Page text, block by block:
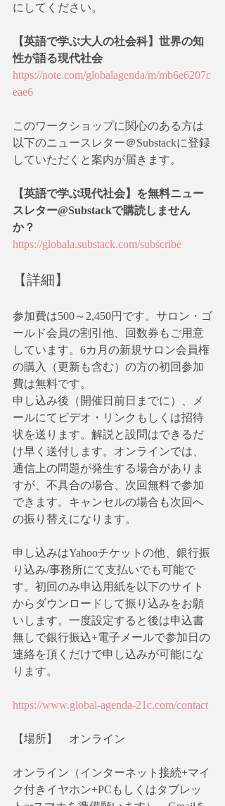
にしてください。
【英語で学ぶ大人の社会科】世界の知
性が語る現代社会
https://note.com/globalagenda/m/mb6e6207c
eae6
このワークショップに関心のある方は
以下のニュースレター＠Substackに登録
していただくと案内が届きます。
【英語で学ぶ現代社会】を無料ニュー
スレター@Substackで購読しません
か？
https://globala.substack.com/subscribe
【詳細】
参加費は500～2,450円です。サロン・ゴ
ールド会員の割引他、回数券もご用意
しています。6カ月の新規サロン会員権
の購入（更新も含む）の方の初回参加
費は無料です。
申し込み後（開催日前日までに）、メ
ールにてビデオ・リンクもしくは招待
状を送ります。解説と設問はできるだ
け早く送付します。オンラインでは、
通信上の問題が発生する場合がありま
すが、不具合の場合、次回無料で参加
できます。キャンセルの場合も次回へ
の振り替えになります。
申し込みはYahooチケットの他、銀行振
り込み/事務所にて支払いでも可能で
す。初回のみ申込用紙を以下のサイト
からダウンロードして振り込みをお願
いします。一度設定すると後は申込書
無しで銀行振込+電子メールで参加日の
連絡を頂くだけで申し込みが可能にな
ります。
https://www.global-agenda-21c.com/contact
【場所】　オンライン
オンライン（インターネット接続+マイ
ク付きイヤホン+PCもしくはタブレッ